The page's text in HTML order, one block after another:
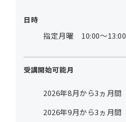
日時
指定月曜 10:00～13:00
受講開始可能月
2026年8月から3ヵ月間
2026年9月から3ヵ月間